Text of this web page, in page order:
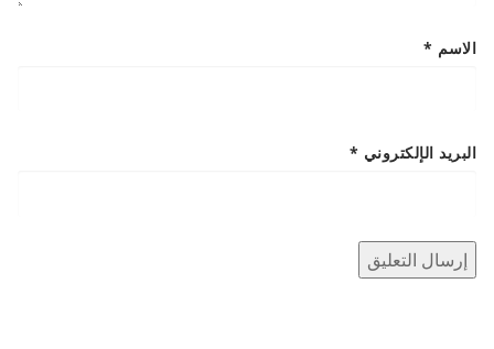
الاسم *
البريد الإلكتروني *